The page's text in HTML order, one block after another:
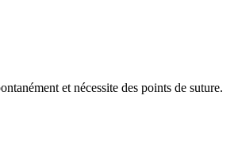
et nécessite des points de suture.